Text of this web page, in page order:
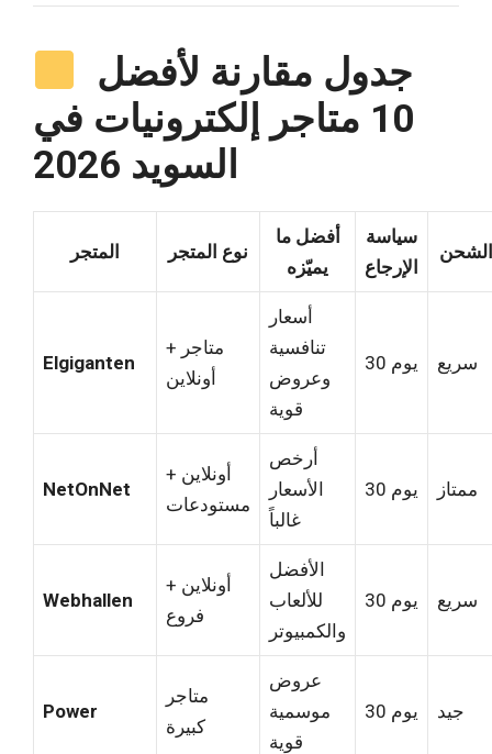
10 متاجر إلكترونيات في
السويد 2026
المتجر نوع المتجر
أفضل ما
يميّزه
سياسة
الإرجاع
الشحن
Elgiganten
متاجر +
أونلاين
أسعار
تنافسية
وعروض
قوية
30 يوم سريع
NetOnNet
أونلاين +
مستودعات
أرخص
الأسعار
غالباً
30 يوم ممتاز
Webhallen
أونلاين +
فروع
الأفضل
للألعاب
والكمبيوتر
30 يوم سريع
Power
متاجر
كبيرة
عروض
موسمية
قوية
30 يوم جيد